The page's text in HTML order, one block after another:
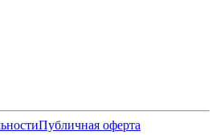
Публичная оферта